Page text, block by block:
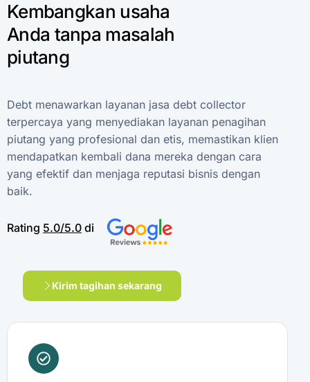
Kembangkan usaha
Anda tanpa masalah
piutang
Debt menawarkan layanan jasa debt collector
terpercaya yang menyediakan layanan penagihan
piutang yang profesional dan etis, memastikan klien
mendapatkan kembali dana mereka dengan cara
yang efektif dan menjaga reputasi bisnis dengan
baik.
Rating 5.0/5.0 di
Kirim tagihan sekarang